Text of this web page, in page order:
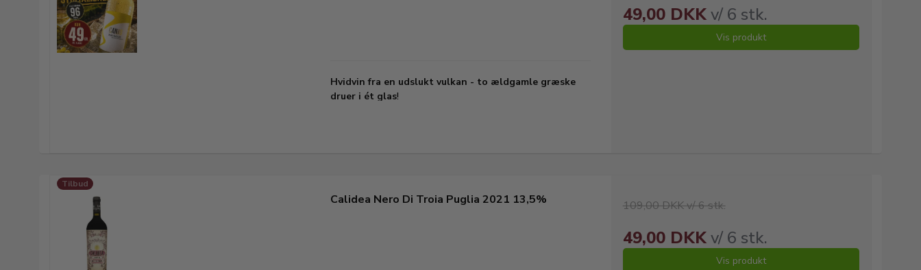
Hvidvin fra en udslukt vulkan - to ældgamle græske
druer i ét glas!
49,00 DKKv/ 6 stk.
Vis produkt
Tilbud
Calidea Nero Di Troia Puglia 2021 13,5% 109,00 DKK v/ 6 stk.
49,00 DKKv/ 6 stk.
Vis produkt